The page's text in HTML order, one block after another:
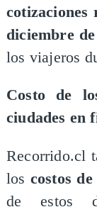
diciembre
los viajeros
​Costo de
ciudades en
​Recorrido.cl
los costos
de estos